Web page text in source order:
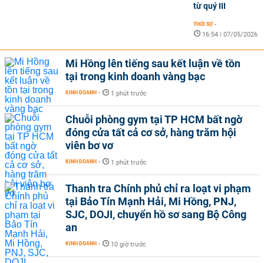
từ quý III
THỜI SỰ -
16:54 | 07/05/2026
Mi Hồng lên tiếng sau kết luận về tồn
tại trong kinh doanh vàng bạc
KINH DOANH - 1 phút trước
Chuỗi phòng gym tại TP HCM bất ngờ
đóng cửa tất cả cơ sở, hàng trăm hội
viên bơ vơ
KINH DOANH - 1 phút trước
Thanh tra Chính phủ chỉ ra loạt vi phạm
tại Bảo Tín Mạnh Hải, Mi Hồng, PNJ,
SJC, DOJI, chuyển hồ sơ sang Bộ Công
an
KINH DOANH - 10 giờ trước